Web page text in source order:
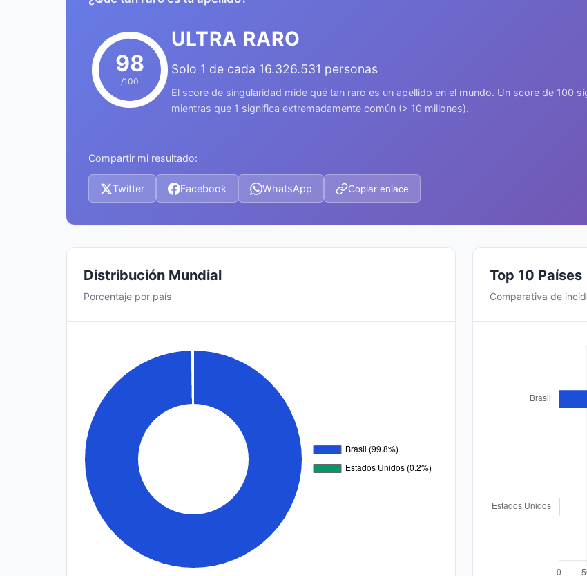
98
/100
ULTRA RARO
Solo 1 de cada 16.326.531 personas
El score de singularidad mide qué tan raro es un apellido en el mundo. Un score de 100
mientras que 1 significa extremadamente común (> 10 millones).
Compartir mi resultado:
Twitter Facebook WhatsApp Copiar enlace
Distribución Mundial
Porcentaje por país
Top 10 Países
Comparativa de